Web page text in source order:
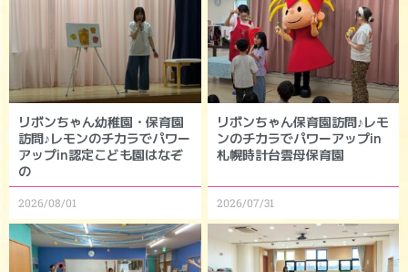
リボンちゃん幼稚園・保育園
訪問♪レモンのチカラでパワー
アップin認定こども園はなぞ
の
2026/08/01
リボンちゃん保育園訪問♪レモ
ンのチカラでパワーアップin
札幌時計台雲母保育園
2026/07/31